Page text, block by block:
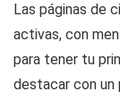
Las páginas de
activas, con
para tener tu
destacar con